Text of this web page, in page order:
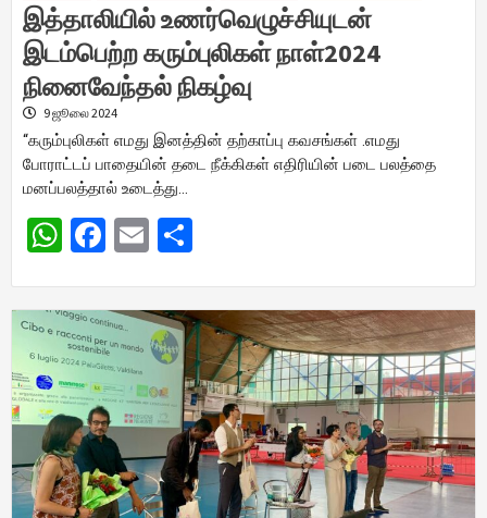
இத்தாலியில் உணர்வெழுச்சியுடன்
இடம்பெற்ற கரும்புலிகள் நாள்2024
நினைவேந்தல் நிகழ்வு
9 ஜூலை 2024
“கரும்புலிகள் எமது இனத்தின் தற்காப்பு கவசங்கள் .எமது
போராட்டப் பாதையின் தடை நீக்கிகள் எதிரியின் படை பலத்தை
மனப்பலத்தால் உடைத்து…
WhatsApp
Facebook
Email